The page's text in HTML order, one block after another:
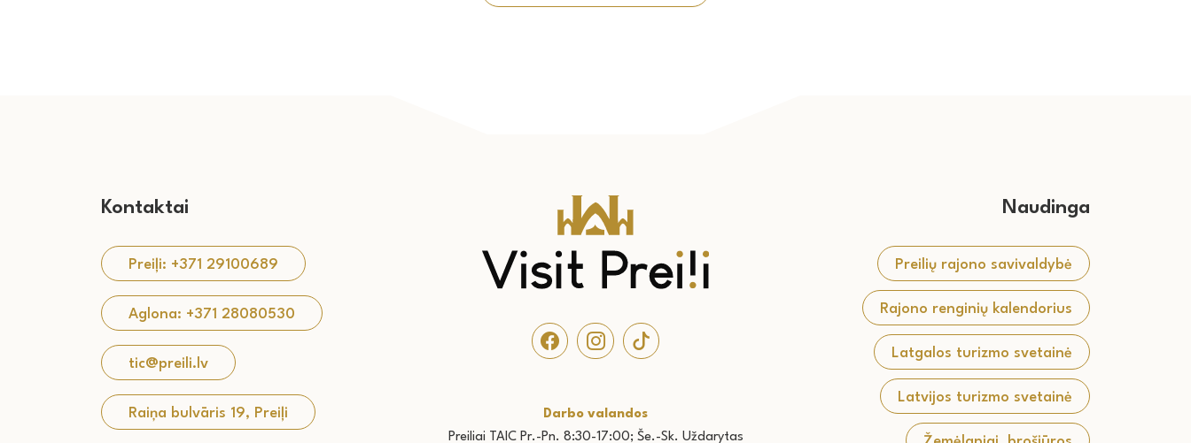
Kontaktai
Preiļi: +371 29100689
Aglona: +371 28080530
tic@preili.lv
Raiņa bulvāris 19, Preiļi
Darbo valandos
Preiliai TAIC Pr.- Pn. 8:30-17:00; Še.-Sk. Uždarytas
Naudinga
Preilių rajono savivaldybė
Rajono renginių kalendorius
Latgalos turizmo svetainė
Latvijos turizmo svetainė